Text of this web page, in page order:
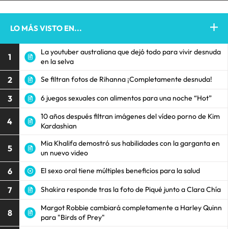
LO MÁS VISTO EN...
1
La youtuber australiana que dejó todo para vivir desnuda
en la selva
2 Se filtran fotos de Rihanna ¡Completamente desnuda!
3 6 juegos sexuales con alimentos para una noche “Hot”
4
10 años después filtran imágenes del vídeo porno de Kim
Kardashian
5
Mia Khalifa demostró sus habilidades con la garganta en
un nuevo video
6 El sexo oral tiene múltiples beneficios para la salud
7 Shakira responde tras la foto de Piqué junto a Clara Chía
8
Margot Robbie cambiará completamente a Harley Quinn
para "Birds of Prey"